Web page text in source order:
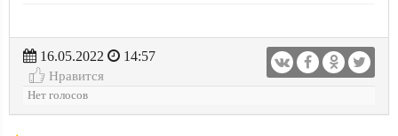
16.05.2022
14:57
Нравится
Нет голосов